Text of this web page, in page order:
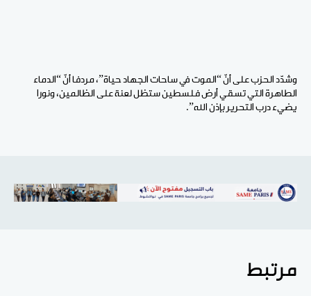
وشدّد الحزب على أنّ “الموت في ساحات الجهاد حياة”، مردفا أنّ “الدماء
الطاهرة التي تسقي أرض فلسطين ستظل لعنة على الظالمين، ونورا
يضيء درب التحرير بإذن الله”.
مرتبط